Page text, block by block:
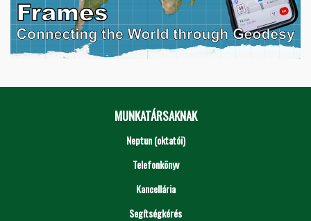
MUNKATÁRSAKNAK
Neptun (oktatói)
Telefonkönyv
Kancellária
Segítségkérés